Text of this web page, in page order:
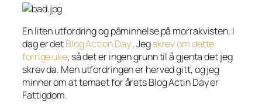
En liten utfordring og påminnelse på morrakvisten. I
dag er detBlog Action Day. Jegskrev om dette
forrige uke, så det er ingen grunn til å gjenta det jeg
skrev da. Men utfordringen er herved gitt, og jeg
minner om at temaet for årets Blog Actin Day er
Fattigdom.